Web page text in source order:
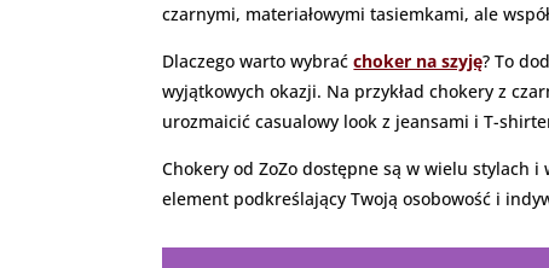
czarnymi, materiałowymi tasiemkami, ale
Dlaczego warto wybraćchoker na szyję? To
wyjątkowych okazji. Na przykład chokery z
urozmaicić casualowy look z jeansami i T-
Chokery od ZoZo dostępne są w wielu stylach
element podkreślający Twoją osobowość i